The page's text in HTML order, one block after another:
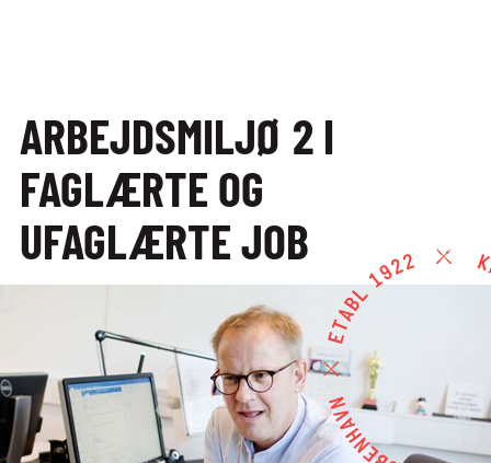
EFTERUDDANNELSE
OG KURSER
ALLE KURSER
EFTER­UDDANNELSER
FULLSERVICE
UDDANNELSER MED
VINAKADEMIET
ARBEJDSMILJØ 2 I
FAGLÆRTE OG
UFAGLÆRTE JOB